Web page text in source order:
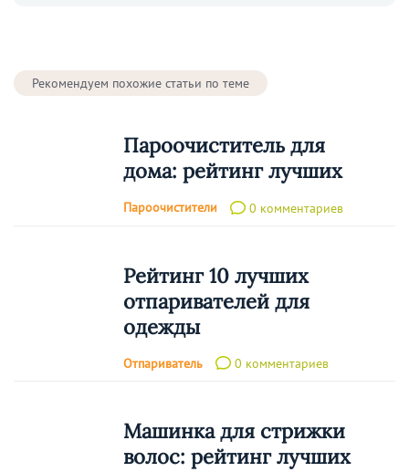
Рекомендуем похожие статьи по теме
Пароочиститель для
дома: рейтинг лучших
Пароочистители 0 комментариев
Рейтинг 10 лучших
отпаривателей для
одежды
Отпариватель 0 комментариев
Машинка для стрижки
волос: рейтинг лучших